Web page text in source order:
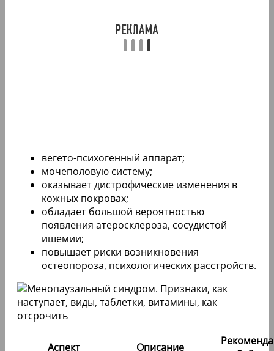
вегето-психогенный аппарат;
мочеполовую систему;
оказывает дистрофические изменения в
кожных покровах;
обладает большой вероятностью
появления атеросклероза, сосудистой
ишемии;
повышает риски возникновения
остеопороза, психологических расстройств.
Аспект Описание